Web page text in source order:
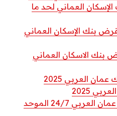
العماني لحد ما
بنك الإسكان العماني
بنك الاسكان العماني
العربي 2025
2025
24/7 الموحد